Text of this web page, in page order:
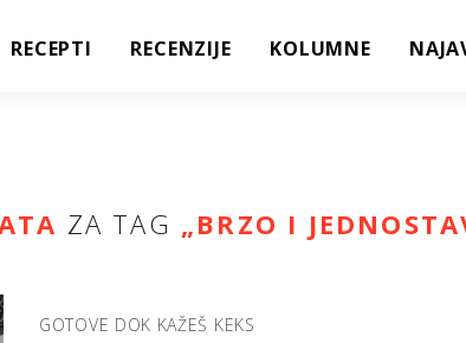
RECEPTI RECENZIJE KOLUMNE
ZA TAG „BRZO I
GOTOVE DOK KAŽEŠ KEKS